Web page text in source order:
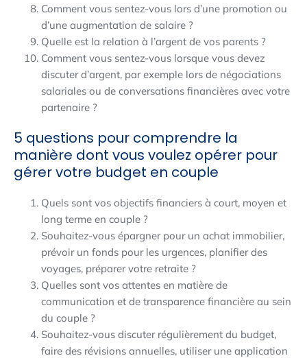
Comment vous sentez-vous lors d’une promotion ou
d’une augmentation de salaire ?
Quelle est la relation à l’argent de vos parents ?
Comment vous sentez-vous lorsque vous devez
discuter d’argent, par exemple lors de négociations
salariales ou de conversations financières avec votre
partenaire ?
5 questions pour comprendre la
manière dont vous voulez opérer pour
gérer votre budget en couple
Quels sont vos objectifs financiers à court, moyen et
long terme en couple ?
Souhaitez-vous épargner pour un achat immobilier,
prévoir un fonds pour les urgences, planifier des
voyages, préparer votre retraite ?
Quelles sont vos attentes en matière de
communication et de transparence financière au sein
du couple ?
Souhaitez-vous discuter régulièrement du budget,
faire des révisions annuelles, utiliser une application